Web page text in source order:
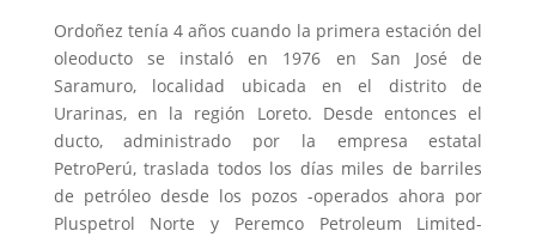
Ordoñez tenía 4 años cuando la primera estación del
oleoducto se instaló en 1976 en San José de
Saramuro, localidad ubicada en el distrito de
Urarinas, en la región Loreto. Desde entonces el
ducto, administrado por la empresa estatal
PetroPerú, traslada todos los días miles de barriles
de petróleo desde los pozos -operados ahora por
Pluspetrol Norte y Peremco Petroleum Limited-